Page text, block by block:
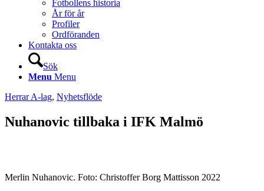
Fotbollens historia
År för år
Profiler
Ordföranden
Kontakta oss
Sök
Menu Menu
Herrar A-lag, Nyhetsflöde
Nuhanovic tillbaka i IFK Malmö
Merlin Nuhanovic. Foto: Christoffer Borg Mattisson 2022